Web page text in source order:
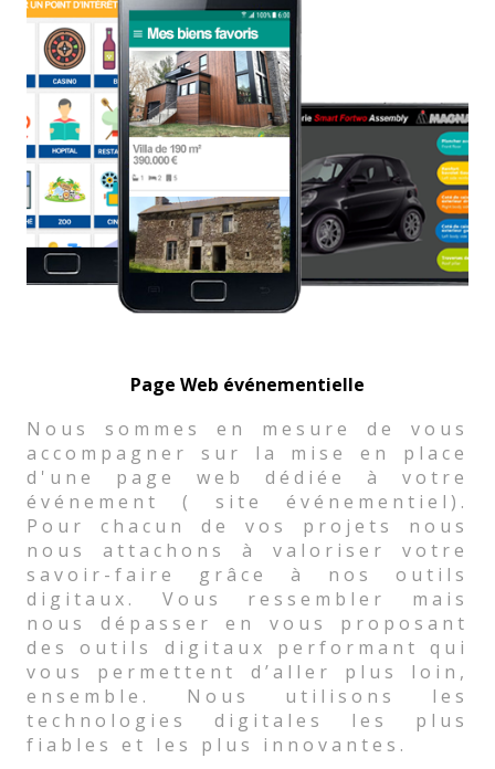
Page Web événementielle
Nous sommes en mesure de vous
accompagner sur la mise en place
d'une page web dédiée à votre
événement ( site événementiel).
Pour chacun de vos projets nous
nous attachons à valoriser votre
savoir-faire grâce à nos outils
digitaux. Vous ressembler mais
nous dépasser en vous proposant
des outils digitaux performant qui
vous permettent d’aller plus loin,
ensemble. Nous utilisons les
technologies digitales les plus
fiables et les plus innovantes.